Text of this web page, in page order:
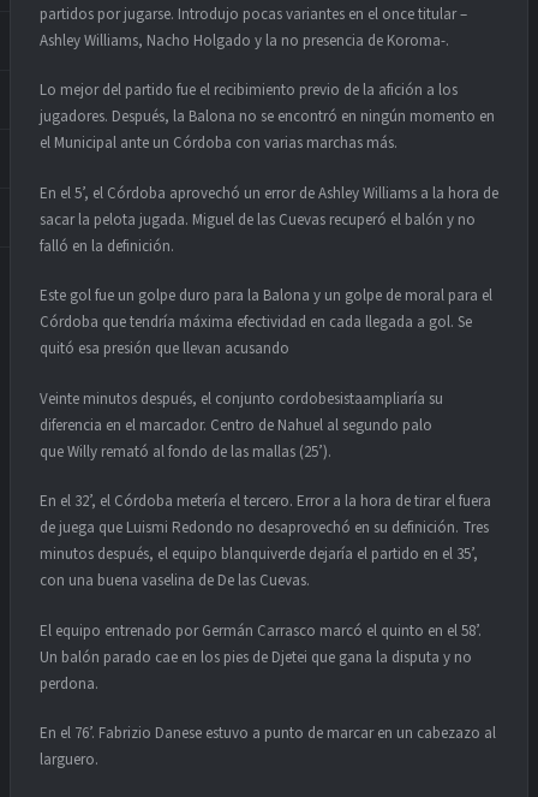
partidos por jugarse. Introdujo pocas variantes en el once titular –
Ashley Williams, Nacho Holgado y la no presencia de Koroma-.
Lo mejor del partido fue el recibimiento previo de la afición a los
jugadores. Después, la Balona no se encontró en ningún momento en
el Municipal ante un Córdoba con varias marchas más.
En el 5’, el Córdoba aprovechó un error de Ashley Williams a la hora de
sacar la pelota jugada. Miguel de las Cuevas recuperó el balón y no
falló en la definición.
Este gol fue un golpe duro para la Balona y un golpe de moral para el
Córdoba que tendría máxima efectividad en cada llegada a gol. Se
quitó esa presión que llevan acusando
Veinte minutos después, el conjunto cordobesistaampliaría su
diferencia en el marcador. Centro de Nahuel al segundo palo
que Willy remató al fondo de las mallas (25’).
En el 32’, el Córdoba metería el tercero. Error a la hora de tirar el fuera
de juega que Luismi Redondo no desaprovechó en su definición. Tres
minutos después, el equipo blanquiverde dejaría el partido en el 35’,
con una buena vaselina de De las Cuevas.
El equipo entrenado por Germán Carrasco marcó el quinto en el 58’.
Un balón parado cae en los pies de Djetei que gana la disputa y no
perdona.
En el 76’. Fabrizio Danese estuvo a punto de marcar en un cabezazo al
larguero.